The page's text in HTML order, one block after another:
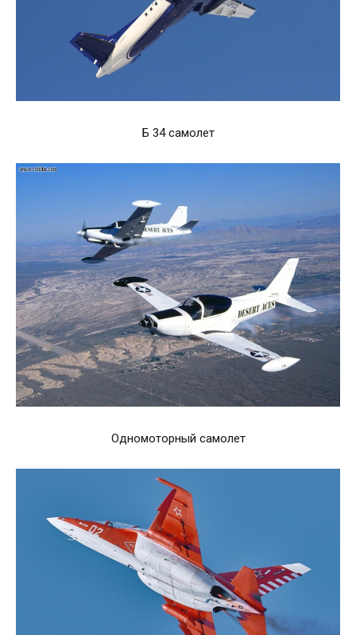
Б 34 самолет
Одномоторный самолет